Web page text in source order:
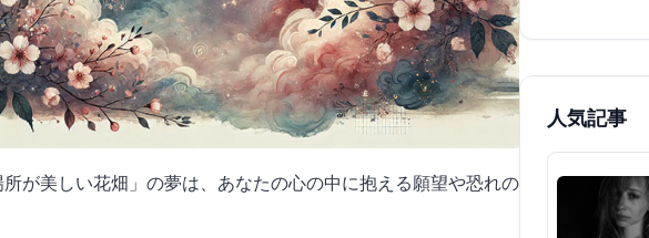
所が美しい花畑」の夢は、あなたの心の中に抱える願望や恐れの
人気記事